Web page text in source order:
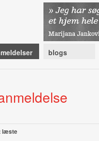
blogs
læste